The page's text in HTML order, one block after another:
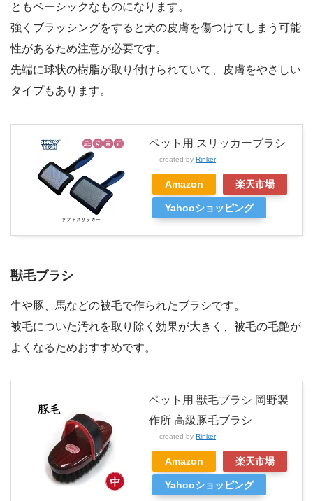
ともベーシックなものになります。
強くブラッシングをすると犬の皮膚を傷つけてしまう可能
性があるため注意が必要です。
先端に球状の樹脂が取り付けられていて、皮膚をやさしい
タイプもあります。
ペット用 スリッカーブラシ
created by Rinker
Amazon 楽天市場
Yahooショッピング
獣毛ブラシ
牛や豚、馬などの被毛で作られたブラシです。
被毛についた汚れを取り除く効果が大きく、被毛の毛艶が
よくなるためおすすめです。
ペット用 獣毛ブラシ 岡野製
作所 高級豚毛ブラシ
created by Rinker
Amazon 楽天市場
Yahooショッピング